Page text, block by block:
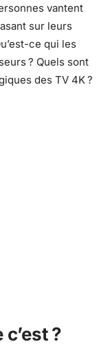
vantent
sur leurs
ce qui les
? Quels sont
des TV 4K ?
?